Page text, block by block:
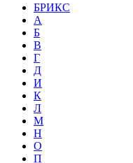
БРИКС
А
Б
В
Г
Д
И
К
Л
М
Н
О
П